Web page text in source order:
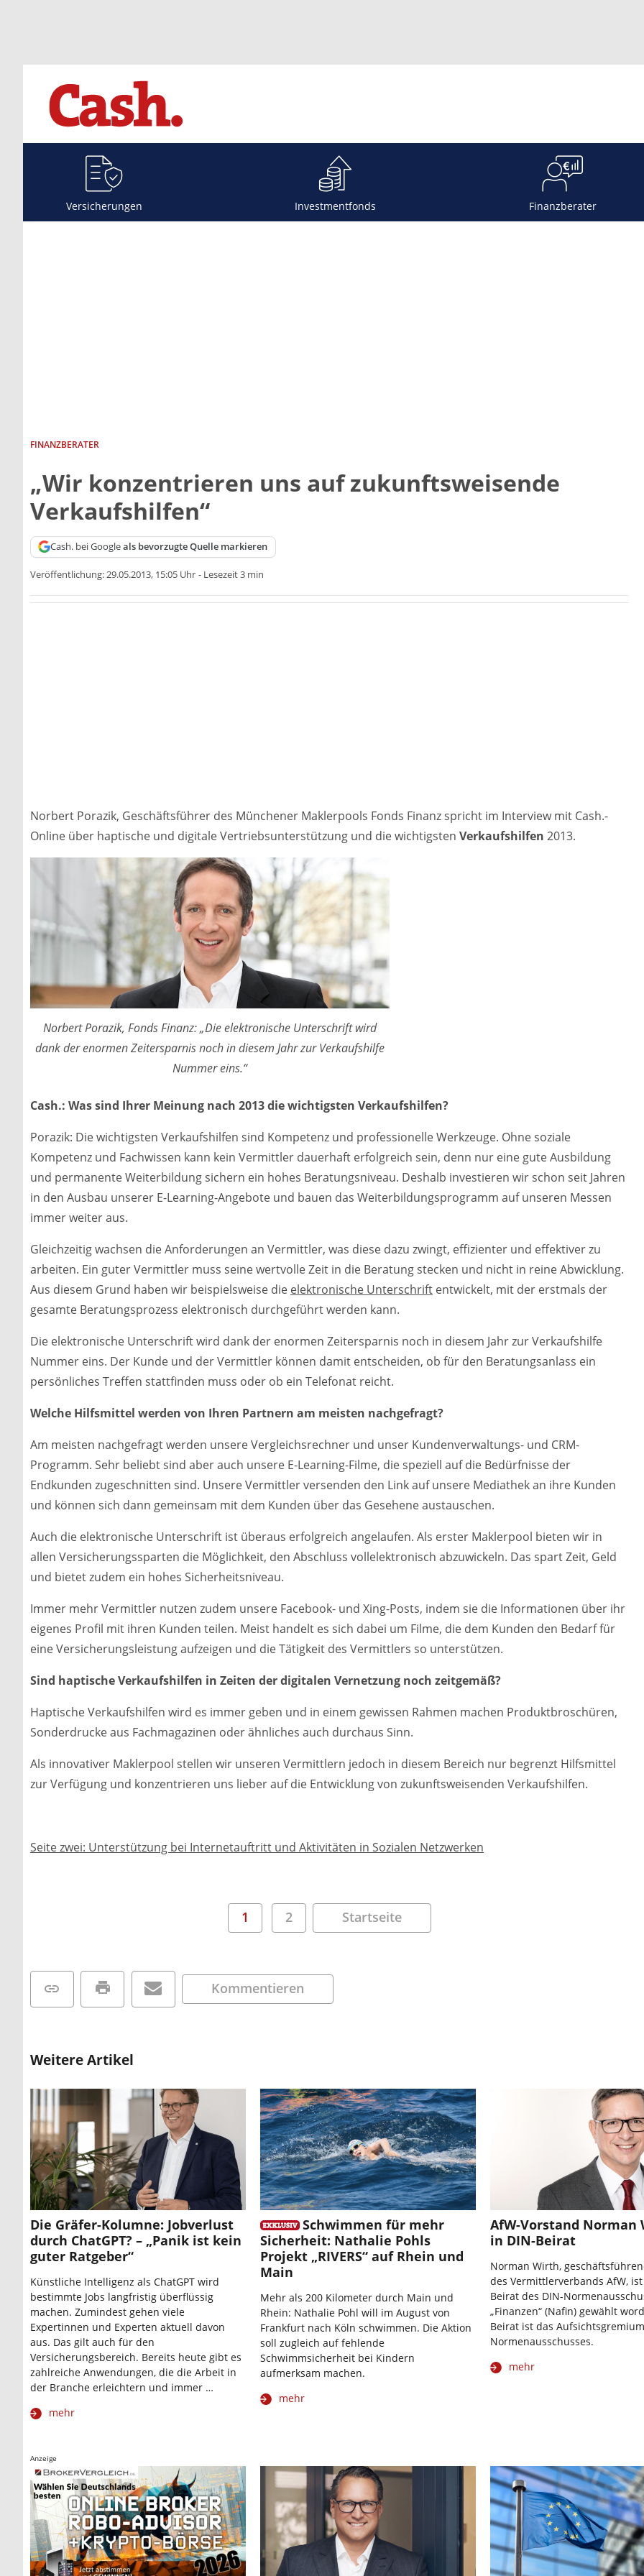
Versicherungen Investmentfonds Finanzberater
FINANZBERATER
„Wir konzentrieren uns auf zukunftsweisende
Verkaufshilfen“
Cash. bei Googleals bevorzugte Quelle markieren
Veröffentlichung:29.05.2013, 15:05 Uhr - Lesezeit 3 min
Norbert Porazik, Geschäftsführer des Münchener Maklerpools Fonds Finanz spricht im Interview mit Cash.-
Online über haptische und digitale Vertriebsunterstützung und die wichtigsten Verkaufshilfen 2013.
Norbert Porazik, Fonds Finanz: „Die elektronische Unterschrift wird
dank der enormen Zeitersparnis noch in diesem Jahr zur Verkaufshilfe
Nummer eins.“
Cash.: Was sind Ihrer Meinung nach 2013 die wichtigsten Verkaufshilfen?
Porazik: Die wichtigsten Verkaufshilfen sind Kompetenz und professionelle Werkzeuge. Ohne soziale
Kompetenz und Fachwissen kann kein Vermittler dauerhaft erfolgreich sein, denn nur eine gute Ausbildung
und permanente Weiterbildung sichern ein hohes Beratungsniveau. Deshalb investieren wir schon seit Jahren
in den Ausbau unserer E-Learning-Angebote und bauen das Weiterbildungsprogramm auf unseren Messen
immer weiter aus.
Gleichzeitig wachsen die Anforderungen an Vermittler, was diese dazu zwingt, effizienter und effektiver zu
arbeiten. Ein guter Vermittler muss seine wertvolle Zeit in die Beratung stecken und nicht in reine Abwicklung.
Aus diesem Grund haben wir beispielsweise die elektronische Unterschrift entwickelt, mit der erstmals der
gesamte Beratungsprozess elektronisch durchgeführt werden kann.
Die elektronische Unterschrift wird dank der enormen Zeitersparnis noch in diesem Jahr zur Verkaufshilfe
Nummer eins. Der Kunde und der Vermittler können damit entscheiden, ob für den Beratungsanlass ein
persönliches Treffen stattfinden muss oder ob ein Telefonat reicht.
Welche Hilfsmittel werden von Ihren Partnern am meisten nachgefragt?
Am meisten nachgefragt werden unsere Vergleichsrechner und unser Kundenverwaltungs- und CRM-
Programm. Sehr beliebt sind aber auch unsere E-Learning-Filme, die speziell auf die Bedürfnisse der
Endkunden zugeschnitten sind. Unsere Vermittler versenden den Link auf unsere Mediathek an ihre Kunden
und können sich dann gemeinsam mit dem Kunden über das Gesehene austauschen.
Auch die elektronische Unterschrift ist überaus erfolgreich angelaufen. Als erster Maklerpool bieten wir in
allen Versicherungssparten die Möglichkeit, den Abschluss vollelektronisch abzuwickeln. Das spart Zeit, Geld
und bietet zudem ein hohes Sicherheitsniveau.
Immer mehr Vermittler nutzen zudem unsere Facebook- und Xing-Posts, indem sie die Informationen über ihr
eigenes Profil mit ihren Kunden teilen. Meist handelt es sich dabei um Filme, die dem Kunden den Bedarf für
eine Versicherungsleistung aufzeigen und die Tätigkeit des Vermittlers so unterstützen.
Sind haptische Verkaufshilfen in Zeiten der digitalen Vernetzung noch zeitgemäß?
Haptische Verkaufshilfen wird es immer geben und in einem gewissen Rahmen machen Produktbroschüren,
Sonderdrucke aus Fachmagazinen oder ähnliches auch durchaus Sinn.
Als innovativer Maklerpool stellen wir unseren Vermittlern jedoch in diesem Bereich nur begrenzt Hilfsmittel
zur Verfügung und konzentrieren uns lieber auf die Entwicklung von zukunftsweisenden Verkaufshilfen.
Seite zwei: Unterstützung bei Internetauftritt und Aktivitäten in Sozialen Netzwerken
1 2 Startseite
Kommentieren
Weitere Artikel
Die Gräfer-Kolumne: Jobverlust
durch ChatGPT? – „Panik ist kein
guter Ratgeber“
Künstliche Intelligenz als ChatGPT wird
bestimmte Jobs langfristig überflüssig
machen. Zumindest gehen viele
Expertinnen und Experten aktuell davon
aus. Das gilt auch für den
Versicherungsbereich. Bereits heute gibt es
zahlreiche Anwendungen, die die Arbeit in
der Branche erleichtern und immer …
mehr
Schwimmen für mehr
Sicherheit: Nathalie Pohls
Projekt „RIVERS“ auf Rhein und
Main
Mehr als 200 Kilometer durch Main und
Rhein: Nathalie Pohl will im August von
Frankfurt nach Köln schwimmen. Die Aktion
soll zugleich auf fehlende
Schwimmsicherheit bei Kindern
aufmerksam machen.
mehr
AfW-Vorstand Norman
in DIN-Beirat
Norman Wirth,
des Vermittlerverbands AfW,
Beirat des DIN-
„Finanzen“ (Nafin) gewählt
Beirat ist das
Normenausschusses.
mehr
Anzeige